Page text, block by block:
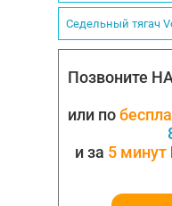
Седельный тягач
Позвоните
или по
и за 5 минут